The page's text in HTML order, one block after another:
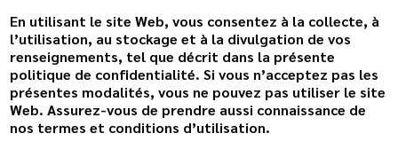
En utilisant le site Web, vous consentez à la collecte, à
l’utilisation, au stockage et à la divulgation de vos
renseignements, tel que décrit dans la présente
politique de confidentialité. Si vous n’acceptez pas les
présentes modalités, vous ne pouvez pas utiliser le site
Web. Assurez-vous de prendre aussi connaissance de
nos termes et conditions d’utilisation.